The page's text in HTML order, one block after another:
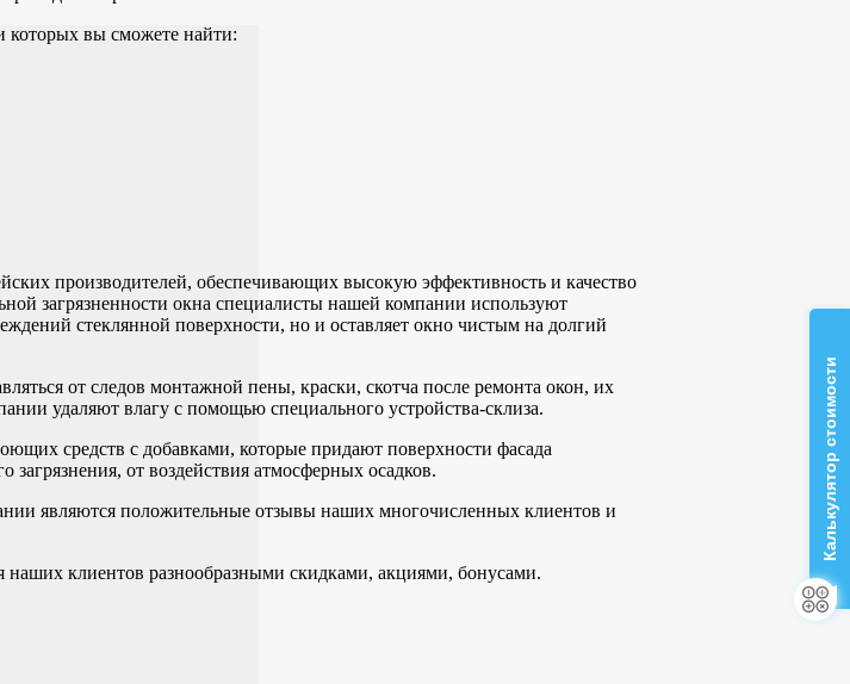
которых вы сможете найти:
производителей, обеспечивающих высокую эффективность и качество
загрязненности окна специалисты нашей компании используют
стеклянной поверхности, но и оставляет окно чистым на долгий
от следов монтажной пены, краски, скотча после ремонта окон, их
удаляют влагу с помощью специального устройства-склиза.
средств с добавками, которые придают поверхности фасада
от воздействия атмосферных осадков.
являются положительные отзывы наших многочисленных клиентов и
клиентов разнообразными скидками, акциями, бонусами.
Калькулятор стоимости